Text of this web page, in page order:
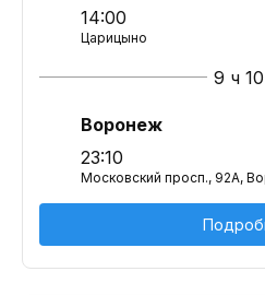
14:00
Царицыно
9 ч
Воронеж
23:10
Московский просп., 92А,